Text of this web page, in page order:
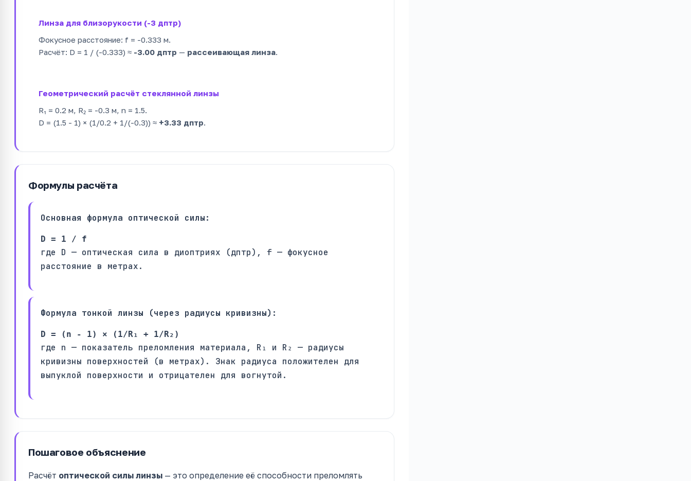
Линза для близорукости (-3 дптр)
Фокусное расстояние: f = -0.333 м.
Расчёт: D = 1 / (-0.333) ≈ -3.00 дптр — рассеивающая линза.
Геометрический расчёт стеклянной линзы
R₁ = 0.2 м, R₂ = -0.3 м, n = 1.5.
D = (1.5 - 1) × (1/0.2 + 1/(-0.3)) ≈ +3.33 дптр.
Формулы расчёта
Основная формула оптической силы:
D = 1 / f
где D — оптическая сила в диоптриях (дптр), f — фокусное
расстояние в метрах.
Формула тонкой линзы (через радиусы кривизны):
D = (n - 1) × (1/R₁ + 1/R₂)
где n — показатель преломления материала, R₁ и R₂ — радиусы
кривизны поверхностей (в метрах). Знак радиуса положителен для
выпуклой поверхности и отрицателен для вогнутой.
Пошаговое объяснение
Расчёт оптической силы линзы — это определение её способности преломлять